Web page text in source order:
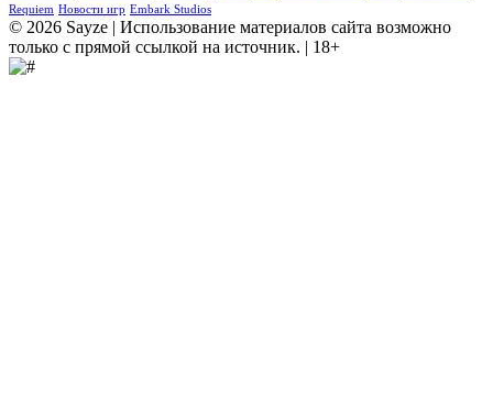
Requiem Новости игр Embark Studios
© 2026 Sayze | Использование материалов сайта возможно
только с прямой ссылкой на источник. | 18+